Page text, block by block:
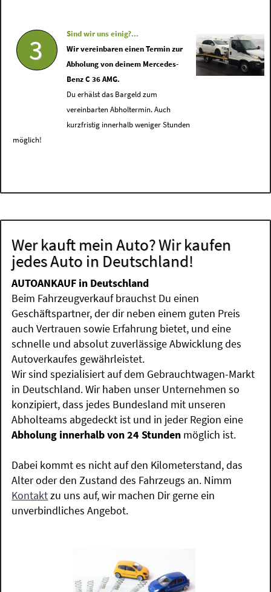
3
Sind wir uns einig?...
Wir vereinbaren einen Termin zur
Abholung von deinem Mercedes-
Benz C 36 AMG.
Du erhälst das Bargeld zum
vereinbarten Abholtermin. Auch
kurzfristig innerhalb weniger Stunden
möglich!
Wer kauft mein Auto? Wir kaufen
jedes Auto in Deutschland!
AUTOANKAUF in Deutschland
Beim Fahrzeugverkauf brauchst Du einen
Geschäftspartner, der dir neben einem guten Preis
auch Vertrauen sowie Erfahrung bietet, und eine
schnelle und absolut zuverlässige Abwicklung des
Autoverkaufes gewährleistet.
Wir sind spezialisiert auf dem Gebrauchtwagen-Markt
in Deutschland. Wir haben unser Unternehmen so
konzipiert, dass jedes Bundesland mit unseren
Abholteams abgedeckt ist und in jeder Region eine
Abholung innerhalb von 24 Stunden möglich ist.
Dabei kommt es nicht auf den Kilometerstand, das
Alter oder den Zustand des Fahrzeugs an. Nimm
Kontaktzu uns auf, wir machen Dir gerne ein
unverbindliches Angebot.